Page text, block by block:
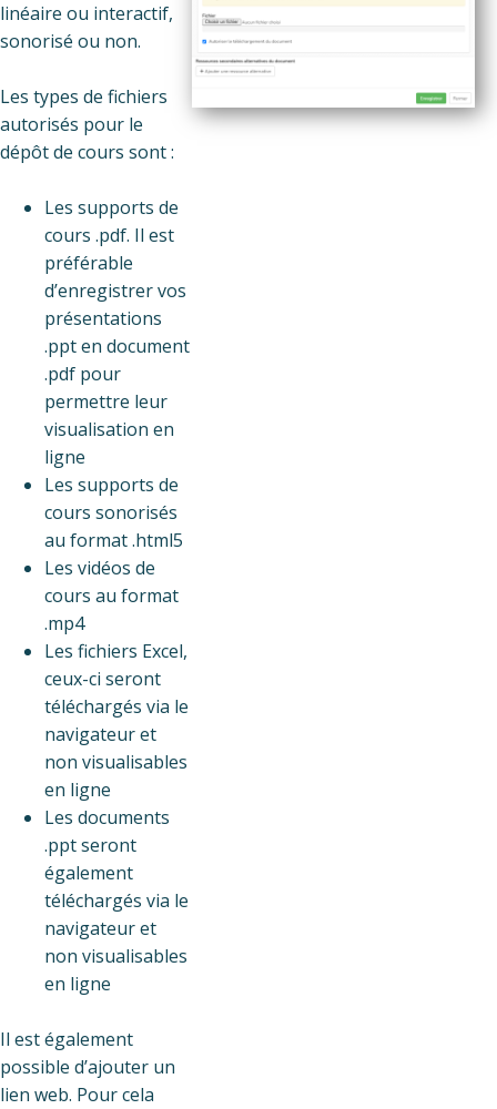
linéaire ou interactif,
sonorisé ou non.
Les types de fichiers
autorisés pour le
dépôt de cours sont :
Les supports de
cours .pdf. Il est
préférable
d’enregistrer vos
présentations
.ppt en document
.pdf pour
permettre leur
visualisation en
ligne
Les supports de
cours sonorisés
au format .html5
Les vidéos de
cours au format
.mp4
Les fichiers Excel,
ceux-ci seront
téléchargés via le
navigateur et
non visualisables
en ligne
Les documents
.ppt seront
également
téléchargés via le
navigateur et
non visualisables
en ligne
Il est également
possible d’ajouter un
lien web. Pour cela